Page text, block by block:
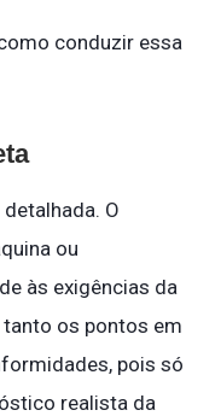
conduzir essa
O
ou
às exigências da
os pontos em
pois só
realista da